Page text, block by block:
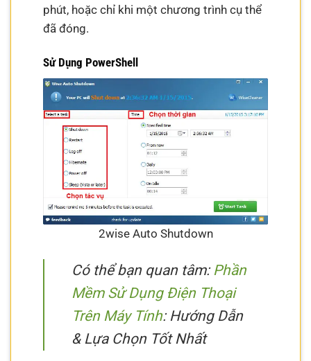
phút, hoặc chỉ khi một chương trình cụ thể
đã đóng.
Sử Dụng PowerShell
2wise Auto Shutdown
Có thể bạn quan tâm:Phần
Mềm Sử Dụng Điện Thoại
Trên Máy Tính: Hướng Dẫn
& Lựa Chọn Tốt Nhất